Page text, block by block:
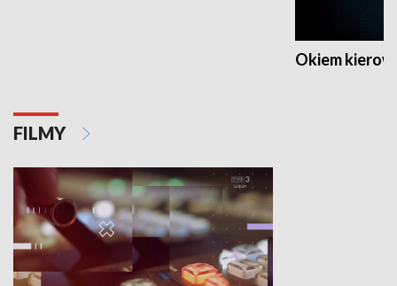
Okiem
FILMY